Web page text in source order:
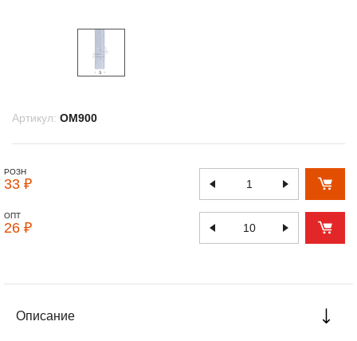
Артикул: OM900
РОЗН
33 ₽
ОПТ
26 ₽
Описание